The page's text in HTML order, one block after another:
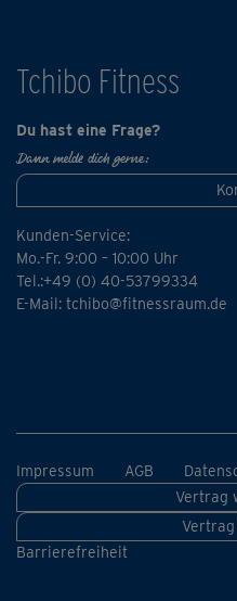
Tchibo Fitness
Du hast eine Frage?
Dann melde dich gerne:
Kunden-Service:
Mo.-Fr. 9:00 – 10:00 Uhr
Tel.:+49 (0) 40-53799334
E-Mail: tchibo@fitnessraum.de
Impressum AGB
Vertrag
Barrierefreiheit